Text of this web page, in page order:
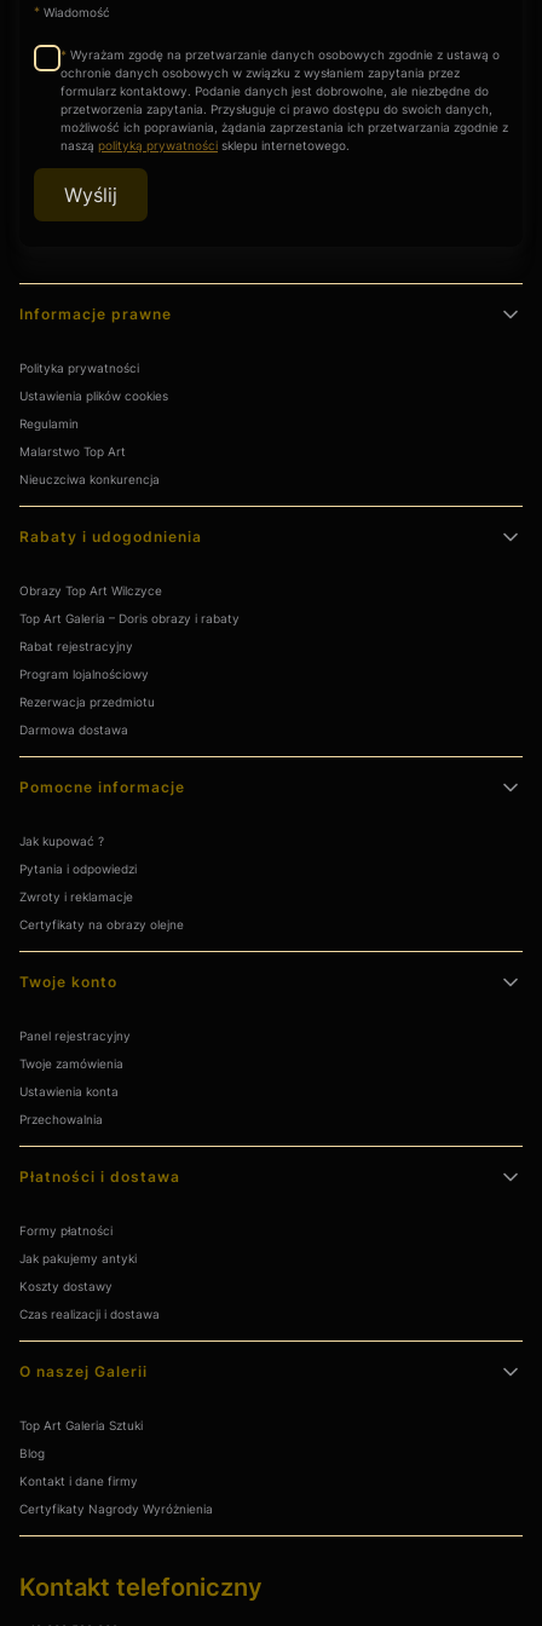
* Wiadomość
* Wyrażam zgodę na przetwarzanie danych osobowych zgodnie z ustawą o
ochronie danych osobowych w związku z wysłaniem zapytania przez
formularz kontaktowy. Podanie danych jest dobrowolne, ale niezbędne do
przetworzenia zapytania. Przysługuje ci prawo dostępu do swoich danych,
możliwość ich poprawiania, żądania zaprzestania ich przetwarzania zgodnie z
naszą polityką prywatności sklepu internetowego.
Wyślij
Linki w stopce
Informacje prawne
Polityka prywatności
Ustawienia plików cookies
Regulamin
Malarstwo Top Art
Nieuczciwa konkurencja
Rabaty i udogodnienia
Obrazy Top Art Wilczyce
Top Art Galeria – Doris obrazy i rabaty
Rabat rejestracyjny
Program lojalnościowy
Rezerwacja przedmiotu
Darmowa dostawa
Pomocne informacje
Jak kupować ?
Pytania i odpowiedzi
Zwroty i reklamacje
Certyfikaty na obrazy olejne
Twoje konto
Panel rejestracyjny
Twoje zamówienia
Ustawienia konta
Przechowalnia
Płatności i dostawa
Formy płatności
Jak pakujemy antyki
Koszty dostawy
Czas realizacji i dostawa
O naszej Galerii
Top Art Galeria Sztuki
Blog
Kontakt i dane firmy
Certyfikaty Nagrody Wyróżnienia
Kontakt telefoniczny